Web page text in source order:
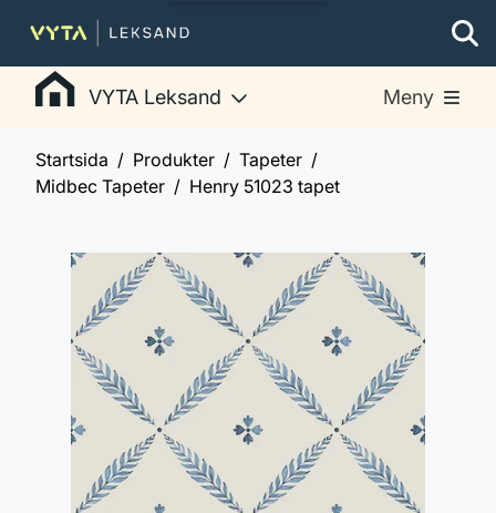
VYTA Leksand Meny
Startsida Produkter
Tapeter
Midbec Tapeter
Henry 51023 tapet